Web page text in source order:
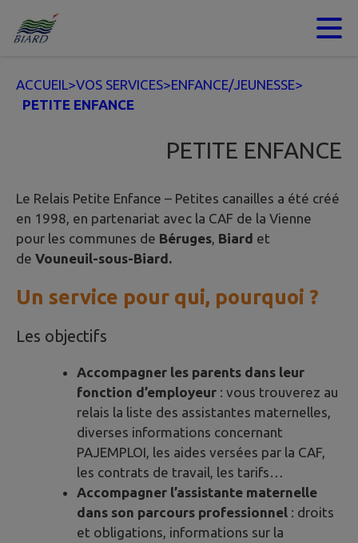
Contenu
ACCUEIL>VOS SERVICES>ENFANCE/JEUNESSE>
PETITE ENFANCE
PETITE ENFANCE
Le Relais Petite Enfance – Petites canailles a été créé
en 1998, en partenariat avec la CAF de la Vienne
pour les communes de Béruges, Biard et
de Vouneuil-sous-Biard.
Un service pour qui, pourquoi ?
Les objectifs
Accompagner les parents dans leur
fonction d’employeur : vous trouverez au
relais la liste des assistantes maternelles,
diverses informations concernant
PAJEMPLOI, les aides versées par la CAF,
les contrats de travail, les tarifs…
Accompagner l’assistante maternelle
dans son parcours professionnel : droits
et obligations, informations sur la